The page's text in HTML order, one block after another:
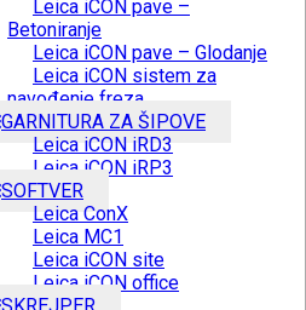
Leica iCON pave –
Betoniranje
Leica iCON pave – Glodanje
Leica iCON sistem za
navođenje freza
GARNITURA ZA ŠIPOVE
Leica iCON iRD3
Leica iCON iRP3
SOFTVER
Leica ConX
Leica MC1
Leica iCON site
Leica iCON office